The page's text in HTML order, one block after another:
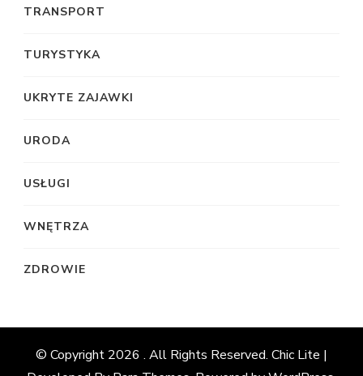
TRANSPORT
TURYSTYKA
UKRYTE ZAJAWKI
URODA
USŁUGI
WNĘTRZA
ZDROWIE
© Copyright 2026 . All Rights Reserved. Chic Lite |